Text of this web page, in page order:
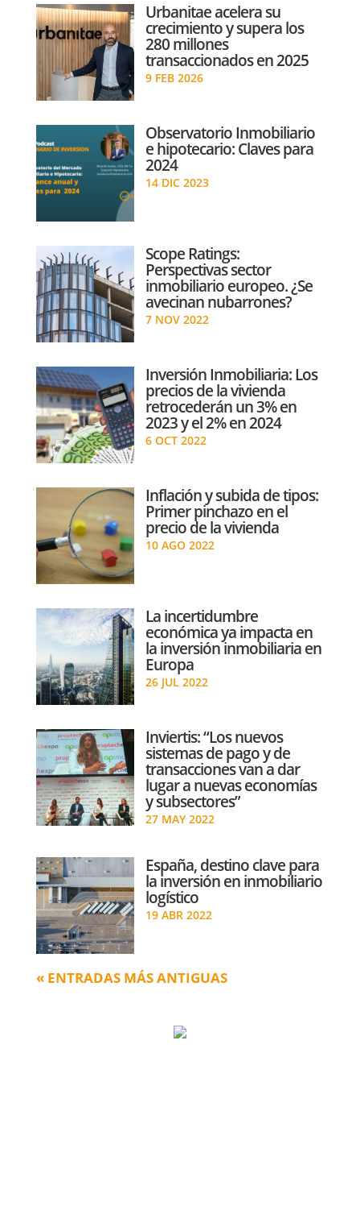
Urbanitae acelera su
crecimiento y supera los
280 millones
transaccionados en 2025
9 FEB 2026
Observatorio Inmobiliario
e hipotecario: Claves para
2024
14 DIC 2023
Scope Ratings:
Perspectivas sector
inmobiliario europeo. ¿Se
avecinan nubarrones?
7 NOV 2022
Inversión Inmobiliaria: Los
precios de la vivienda
retrocederán un 3% en
2023 y el 2% en 2024
6 OCT 2022
Inflación y subida de tipos:
Primer pinchazo en el
precio de la vivienda
10 AGO 2022
La incertidumbre
económica ya impacta en
la inversión inmobiliaria en
Europa
26 JUL 2022
Inviertis: “Los nuevos
sistemas de pago y de
transacciones van a dar
lugar a nuevas economías
y subsectores”
27 MAY 2022
España, destino clave para
la inversión en inmobiliario
logístico
19 ABR 2022
« ENTRADAS MÁS ANTIGUAS